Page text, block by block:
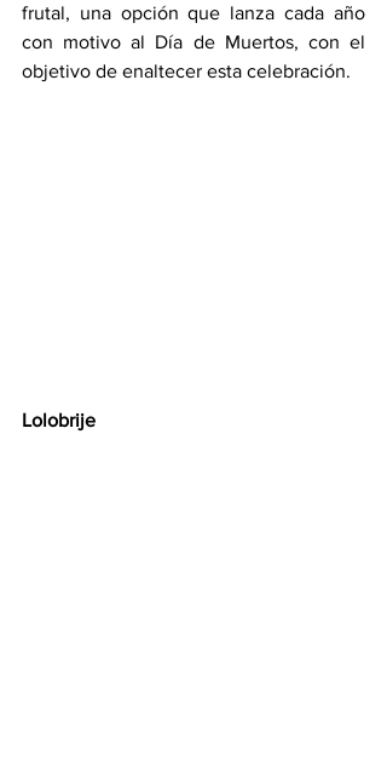
frutal, una opción que lanza cada año
con motivo al Día de Muertos, con el
objetivo de enaltecer esta celebración.
Lolobrije